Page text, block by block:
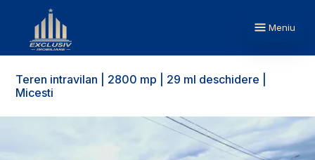
Meniu
Teren intravilan | 2800 mp | 29 ml deschidere |
Micesti